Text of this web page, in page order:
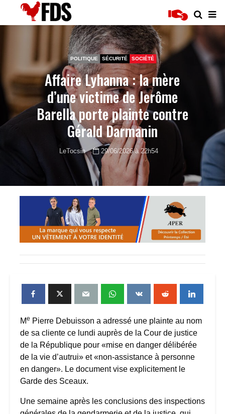
POLITIQUE SÉCURITÉ SOCIÉTÉ
Affaire Lyhanna : la mère
d’une victime de Jerôme
Barella porte plainte contre
Gérald Darmanin
LeTocsin 29/06/2026 à 22h54
Me Pierre Debuisson a adressé une plainte au nom
de sa cliente ce lundi auprès de la Cour de justice
de la République pour «mise en danger délibérée
de la vie d’autrui» et «non-assistance à personne
en danger». Le document vise explicitement le
Garde des Sceaux.
Une semaine après les conclusions des inspections